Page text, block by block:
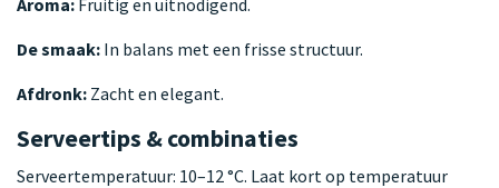
De smaak: In balans met een frisse structuur.
Afdronk: Zacht en elegant.
Serveertips & combinaties
Serveertemperatuur: 10–12 °C. Laat kort op temperatuur